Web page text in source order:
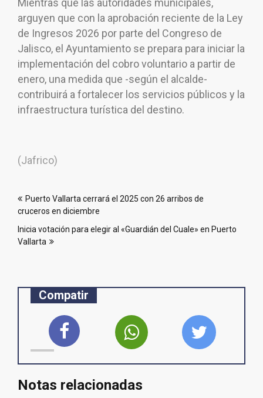
arguyen que con la aprobación reciente de la Ley
de Ingresos 2026 por parte del Congreso de
Jalisco, el Ayuntamiento se prepara para iniciar la
implementación del cobro voluntario a partir de
enero, una medida que -según el alcalde-
contribuirá a fortalecer los servicios públicos y la
infraestructura turística del destino.
(Jafrico)
de
entradas
Puerto Vallarta cerrará el 2025 con 26 arribos de
cruceros en diciembre
Inicia votación para elegir al «Guardián del Cuale» en Puerto
Vallarta
Compatir
Notas relacionadas